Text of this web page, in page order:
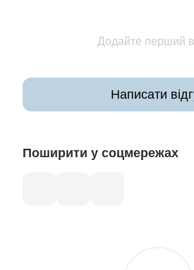
Додайте перший
Написати
Поширити у соцмережах